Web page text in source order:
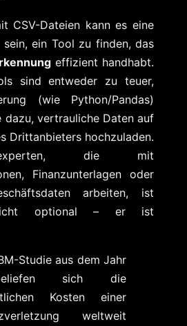
CSV-Dateien kann es eine
sein, ein Tool zu finden, das
effizient handhabt.
sind entweder zu teuer,
(wie Python/Pandas)
dazu, vertrauliche Daten auf
Drittanbieters hochzuladen.
die mit
Finanzunterlagen oder
arbeiten, ist
nicht optional – er ist
Studie aus dem Jahr
sich die
Kosten einer
weltweit